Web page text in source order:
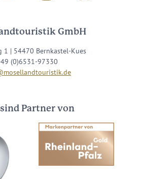
GmbH
1 | 54470 Bernkastel-Kues
(0)6531-97330
Partner von